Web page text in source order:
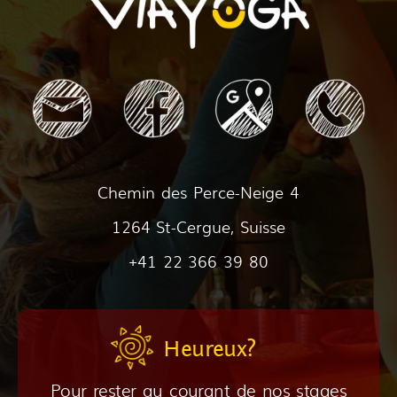
Chemin des Perce-Neige 4
1264 St-Cergue, Suisse
+41 22 366 39 80
Heureux?
Pour rester au courant de nos stages